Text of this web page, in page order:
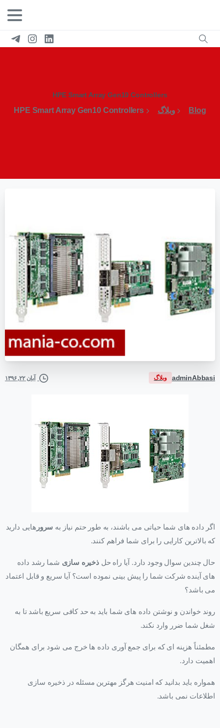
HPE Smart Array Gen10 Controllers
Blog وبلاگ HPE Smart Array Gen10 Controllers
adminAbbasi وبلاگ آبان ۲۲, ۱۳۹۶
اگر داده های شما حیاتی می باشند، به طور حتم نیاز به سرور هایی دارید
که بالاترین کارایی را برای شما فراهم کنند.
حال چندین سوال وجود دارد. آیا راه حلذخیره سازی شما رشد داده
های آینده شرکت شما را پیش بینی نموده است؟ آیا سریع و قابل اعتماد
می باشد؟
روند خواندن و نوشتن داده های شما باید به حد کافی سریع باشد تا به
شغل شما ضرر وارد نکند.
مطمئناً هزینه ای که برای جمع آوری داده ها خرج می شود برای همگان
اهمیت دارد.
همواره باید بدانید که امنیت هرگز مهترین مسئله در ذخیره سازی
اطلاعات نمی باشد.